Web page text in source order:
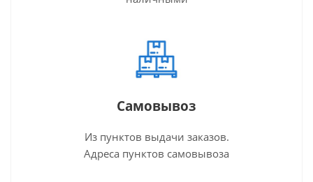
Самовывоз
Из пунктов выдачи заказов.
Адреса пунктов самовывоза